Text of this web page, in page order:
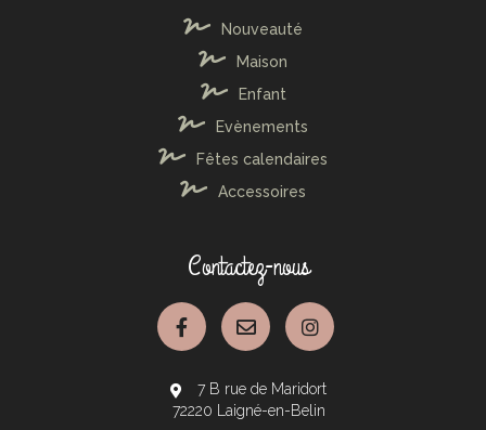
Nouveauté
Maison
Enfant
Evènements
Fêtes calendaires
Accessoires
Contactez-nous
7 B rue de Maridort
72220 Laigné-en-Belin